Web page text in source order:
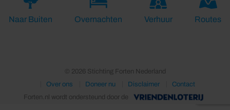
Naar Buiten Overnachten Verhuur Routes
© 2026 Stichting Forten Nederland
Over ons
Doneer nu Disclaimer
Contact
Forten.nl wordt ondersteund door de